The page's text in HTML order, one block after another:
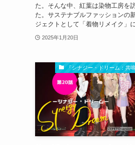
た。そんな中、紅葉は染物工房を
た。サステナブルファッションの
ジェクトとして「着物リメイク」
2025年1月20日
『シナジー・ドリーム：共